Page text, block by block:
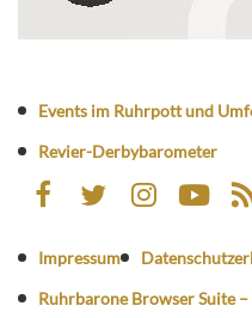
Events im Ruhrpott und
Revier-Derbybarometer
Impressum
Ruhrbarone Browser Suite